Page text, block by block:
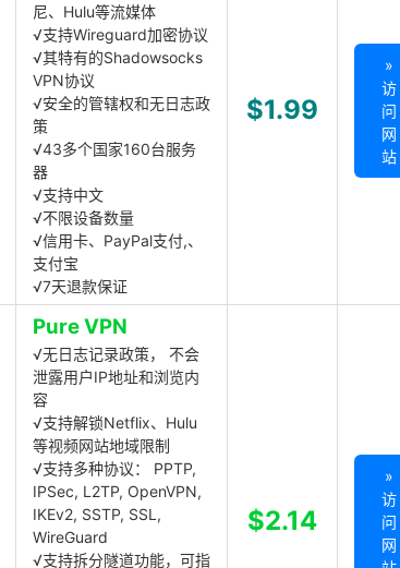
尼、Hulu等流媒体
√支持Wireguard加密协议
√其特有的Shadowsocks
VPN协议
√安全的管辖权和无日志政
策
√43多个国家160台服务
器
√支持中文
√不限设备数量
√信用卡、PayPal支付,、
支付宝
√7天退款保证
$1.99
»
访
问
网
站
Pure VPN
√无日志记录政策， 不会
泄露用户IP地址和浏览内
容
√支持解锁Netflix、Hulu
等视频网站地域限制
√支持多种协议： PPTP,
IPSec, L2TP, OpenVPN,
IKEv2, SSTP, SSL,
WireGuard
√支持拆分隧道功能，可指
$2.14
»
访
问
网